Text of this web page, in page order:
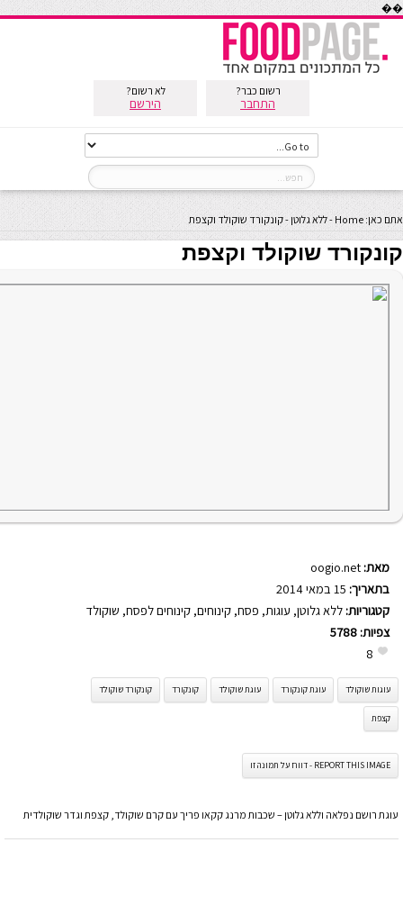
��
רשום כבר?
התחבר
לא רשום?
הירשם
אתם כאן: Home
-ללא גלוטן-קונקורד שוקולד וקצפת
קונקורד שוקולד וקצפת
מאת: oogio.net
בתאריך:
קטגוריות: ללא גלוטן, עוגות, פסח, קינוחים, קינוחים לפסח, שוקולד
צפיות: 5788
8
עוגות שוקולד עוגת קונקורד עוגת שוקולד קונקורד קונקורד שוקולד
קצפת
REPORT THIS IMAGE - דווח על תמונה זו
עוגת רושם נפלאה וללא גלוטן – שכבות מרנג קקאו פריך עם קרם שוקולד, קצפת וגדר שוקולדית